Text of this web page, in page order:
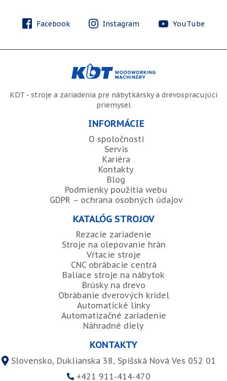
Facebook Instagram YouTube
KDT - stroje a zariadenia pre nábytkársky a drevospracujúci
priemysel
INFORMÁCIE
O spoločnosti
Servis
Kariéra
Kontakty
Blog
Podmienky použitia webu
GDPR – ochrana osobných údajov
KATALÓG STROJOV
Rezacie zariadenie
Stroje na olepovanie hrán
Vŕtacie stroje
CNC obrábacie centrá
Baliace stroje na nábytok
Brúsky na drevo
Obrábanie dverových krídel
Automatické linky
Automatizačné zariadenie
Náhradné diely
KONTAKTY
Slovensko, Duklianska 38, Spišská Nová Ves 052 01
+421 911-414-470